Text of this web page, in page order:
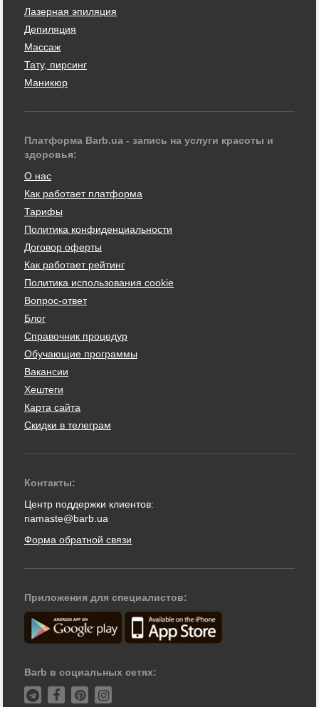
Лазерная эпиляция
Депиляция
Массаж
Тату, пирсинг
Маникюр
Платформа Barb.ua - запись на услуги красоты и
здоровья:
О нас
Как работает платформа
Тарифы
Политика конфиденциальности
Договор оферты
Как работает рейтинг
Политика использования cookie
Вопрос-ответ
Блог
Справочник процедур
Обучающие программы
Вакансии
Хештеги
Карта сайта
Скидки в телеграм
Контакты:
Центр поддержки клиентов:
namaste@barb.ua
Форма обратной связи
Приложения для специалистов:
Barb в социальных сетях: